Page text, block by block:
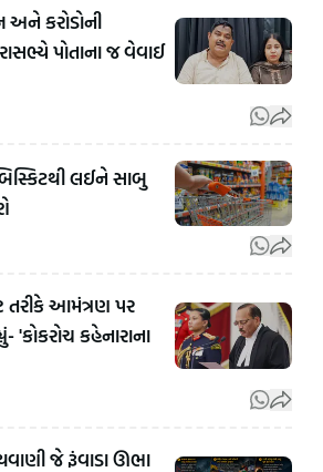
કરોડોની
પોતાના જ વેવાઈ
લઈને સાબુ
તરીકે આમંત્રણ પર
'કોકરોચ કહેનારાના
જે રૂંવાડા ઊભા
દુષ્કર્મ કેસના